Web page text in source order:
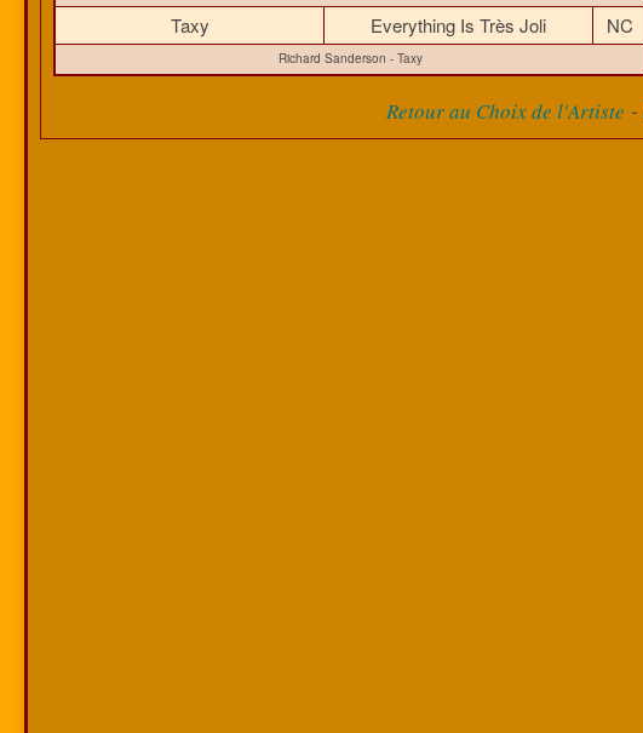
Taxy Everything Is Très Joli NC
Richard Sanderson - Taxy
Retour au Choix de l'Artiste -